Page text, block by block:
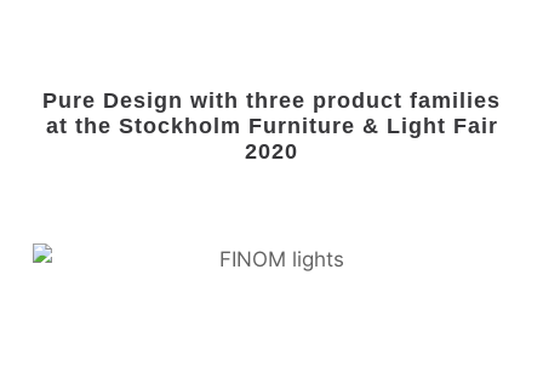
Pure Design with three product families
at the Stockholm Furniture & Light Fair
2020